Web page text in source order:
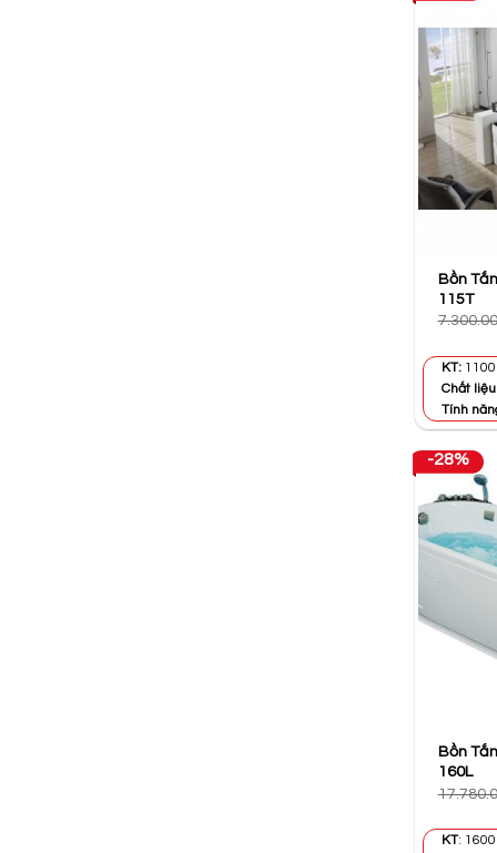
Bồn
115T
KT:1100
Chất
Tính
-28%
Bồn
160L
KT: